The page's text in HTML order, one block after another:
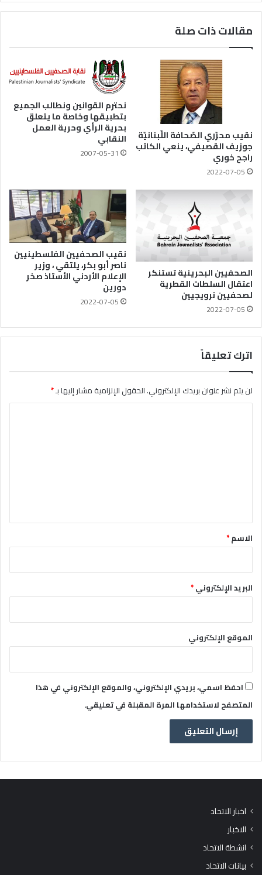
مقالات ذات صلة
نقيب محرّري الصّحافة اللّبنانيّة
جوزيف القصيفي، ينعي الكاتب
راجح خوري
2022-07-05
نحترم القوانين ونطالب الجميع
بتطبيقها وخاصة ما يتعلق
بحرية الرأي وحرية العمل
النقابي
2007-05-31
الصحفيين البحرينية تستنكر
اعتقال السلطات القطرية
لصحفيين نرويجيين
2022-07-05
نقيب الصحفيين الفلسطينيين
ناصر أبو بكر، يلتقي ، وزير
الإعلام الأردني الأستاذ صخر
دورين
2022-07-05
اترك تعليقاً
لن يتم نشر عنوان بريدك الإلكتروني.الحقول الإلزامية مشار إليها بـ*
*الاسم*
البريد الإلكتروني*
الموقع الإلكتروني
احفظ اسمي، بريدي الإلكتروني، والموقع الإلكتروني في هذا
المتصفح لاستخدامها المرة المقبلة في تعليقي.
اخبار الاتحاد
الاخبار
انشطة الاتحاد
بيانات الاتحاد